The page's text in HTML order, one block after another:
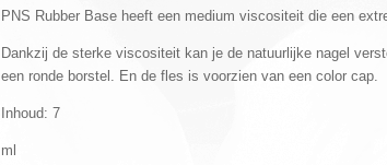
PNS Rubber Base heeft een medium viscositeit die een
Dankzij de sterke viscositeit kan je de natuurlijke nagel
een ronde borstel. En de fles is voorzien van een color cap.
Inhoud: 7
ml